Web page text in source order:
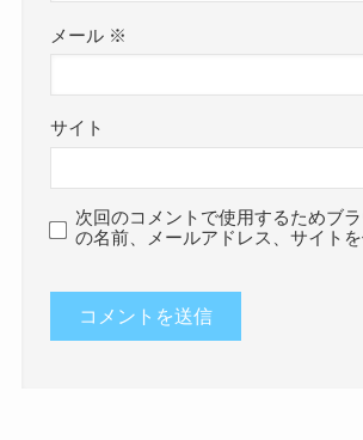
メール ※
サイト
次回のコメントで使用するためブ
の名前、メールアドレス、サイトを